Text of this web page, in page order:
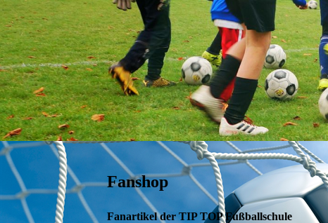
Fanshop
Fanartikel der TIP TOP Fußballschule